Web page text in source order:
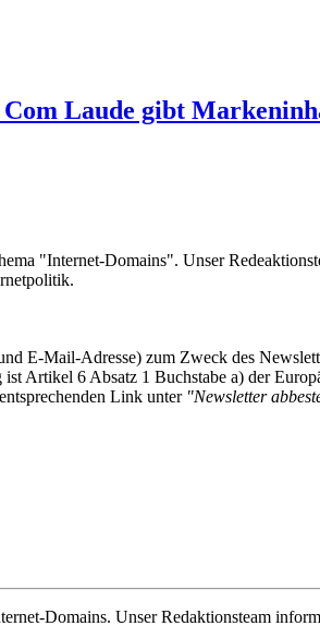
Laude gibt
"Internet-Domains". Unser
E-Mail-Adresse) zum Zweck des
Artikel 6 Absatz 1 Buchstabe a) der
Link unter "Newsletter
Domains. Unser Redaktionsteam